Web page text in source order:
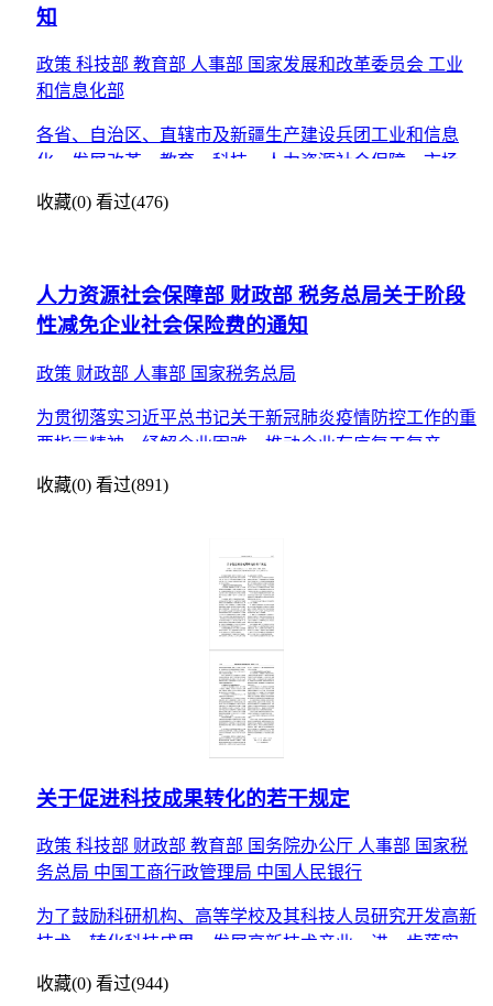
知
政策 科技部 教育部 人事部 国家发展和改革委员会 工业
和信息化部
各省、自治区、直辖市及新疆生产建设兵团工业和信息
化、发展改革、教育、科技、人力资源社会保障、市场监
管、知识产权主管部门，各银保监局，各证监局，各省、
自治区、直辖
收藏(0) 看过(476)
人力资源社会保障部 财政部 税务总局关于阶段
性减免企业社会保险费的通知
政策 财政部 人事部 国家税务总局
为贯彻落实习近平总书记关于新冠肺炎疫情防控工作的重
要指示精神，纾解企业困难，推动企业有序复工复产，支
同意，现就
收藏(0) 看过(891)
关于促进科技成果转化的若干规定
政策 科技部 财政部 教育部 国务院办公厅 人事部 国家税
务总局 中国工商行政管理局 中国人民银行
为了鼓励科研机构、高等学校及其科技人员研究开发高新
技术，转化科技成果，发展高新技术产业，进一步落实
促进科技成果
收藏(0) 看过(944)